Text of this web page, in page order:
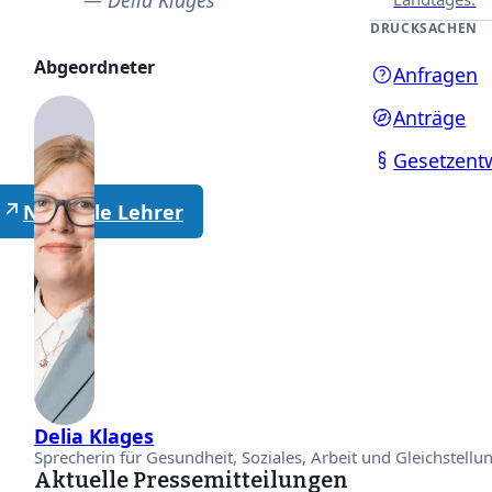
DRUCKSACHEN
Anfragen
Anträge
Neutrale Lehrer
Abgeordneter
Delia Klages
Sprecherin für Gesundheit, Soziales, Arbeit und
Aktuelle Pressemitteilungen